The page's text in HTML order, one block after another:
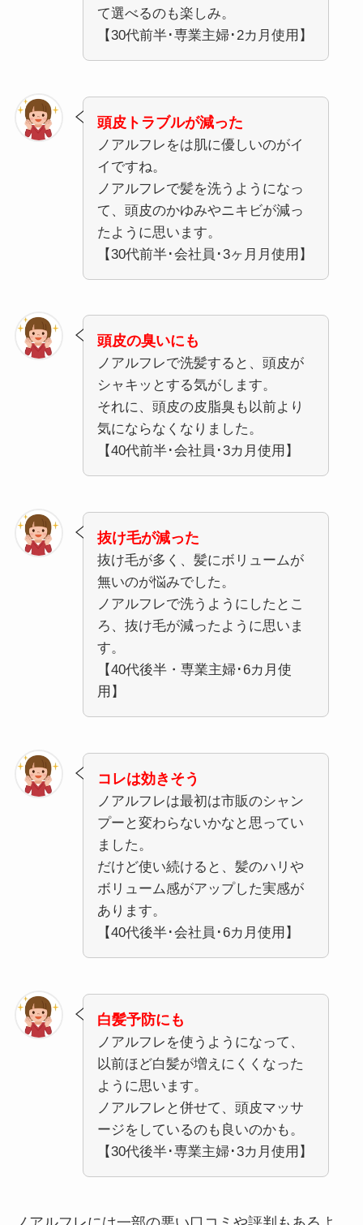
て選べるのも楽しみ。
【30代前半･専業主婦･2カ月使用】
頭皮トラブルが減った
ノアルフレをは肌に優しいのがイ
イですね。
ノアルフレで髪を洗うようになっ
て、頭皮のかゆみやニキビが減っ
たように思います。
【30代前半･会社員･3ヶ月月使用】
頭皮の臭いにも
ノアルフレで洗髪すると、頭皮が
シャキッとする気がします。
それに、頭皮の皮脂臭も以前より
気にならなくなりました。
【40代前半･会社員･3カ月使用】
抜け毛が減った
抜け毛が多く、髪にボリュームが
無いのが悩みでした。
ノアルフレで洗うようにしたとこ
ろ、抜け毛が減ったように思いま
す。
【40代後半・専業主婦･6カ月使
用】
コレは効きそう
ノアルフレは最初は市販のシャン
プーと変わらないかなと思ってい
ました。
だけど使い続けると、髪のハリや
ボリューム感がアップした実感が
あります。
【40代後半･会社員･6カ月使用】
白髪予防にも
ノアルフレを使うようになって、
以前ほど白髪が増えにくくなった
ように思います。
ノアルフレと併せて、頭皮マッサ
ージをしているのも良いのかも。
【30代後半･専業主婦･3カ月使用】